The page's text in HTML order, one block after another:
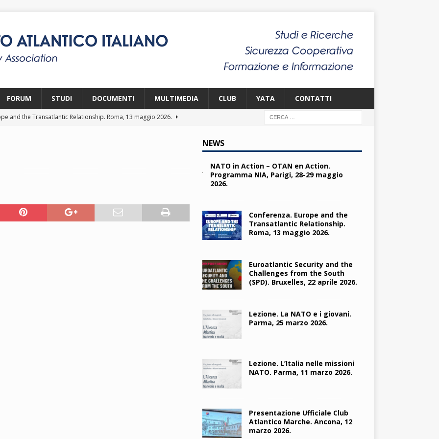
FORUM STUDI DOCUMENTI MULTIMEDIA CLUB YATA CONTATTI
and the Transatlantic Relationship. Roma, 13 maggio 2026.
en Action. Programma NIA, Parigi, 28-29 maggio 2026.
NEWS
NATO in Action – OTAN en Action.
Programma NIA, Parigi, 28-29 maggio
2026.
Conferenza. Europe and the
Transatlantic Relationship.
Roma, 13 maggio 2026.
Euroatlantic Security and the
Challenges from the South
(SPD). Bruxelles, 22 aprile 2026.
Lezione. La NATO e i giovani.
Parma, 25 marzo 2026.
Lezione. L’Italia nelle missioni
NATO. Parma, 11 marzo 2026.
Presentazione Ufficiale Club
Atlantico Marche. Ancona, 12
marzo 2026.